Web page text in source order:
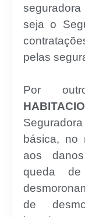
seja o
pelas
Por
básica, no
aos
queda de
de